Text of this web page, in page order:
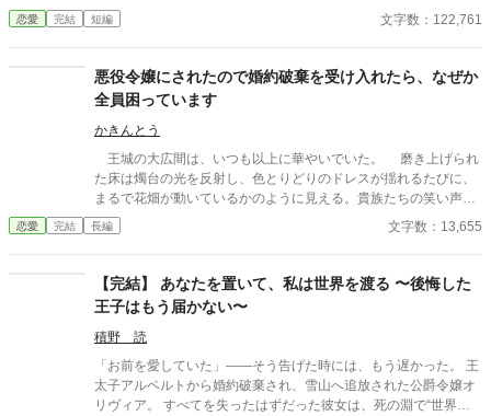
笑いも無駄だと悟った彼女は、断罪イベントの一ヶ月前に自ら姿
を消すことを決意する。 王城の宝物庫から慰謝料（国宝）を頂
ライフ！ ――のはずだったのだが。 「『顔も見たくない』だと？
つまり、直視できないほど私が好きだという照れ隠しか！」
「『探さないで』？ 地の果てまで追いかけて抱きしめてほしい
というフリだな！」 実は１周目からリーゼロッテを溺愛していた
（が、コミュ障すぎて伝わっていなかった）アレクセイ王子は、
彼女の拒絶を「愛の試練（かくれんぼ）」と超ポジティブに誤
解！ 国家権力と軍隊、そしてＳ級ダンジョンすら踏破するチート
能力を総動員して、全力で追いかけてきた！？ 物理で逃げる最強
令嬢VS愛が重すぎる勘違い王子。 聖女もドラゴンも帝国も巻き
恋愛 完結 短編 文字数：122,761
悪役令嬢にされたので婚約破棄を受け入れたら、なぜか
全員困っています
かきんとう
王城の大広間は、いつも以上に華やいでいた。 磨き上げられ
た床は燭台の光を反射し、色とりどりのドレスが揺れるたびに、
まるで花畑が動いているかのように見える。貴族たちの笑い声、
楽団の優雅な旋律、そして、ひそやかな噂話が、空気を満たして
いた。 その中心に、私は立っていた。 ――今日、この瞬間の
た私の名に、ざわめきがぴたりと止む。
恋愛 完結 長編 文字数：13,655
【完結】 あなたを置いて、私は世界を渡る 〜後悔した
王子はもう届かない〜
積野 読
「お前を愛していた」――そう告げた時には、もう遅かった。 王
太子アルベルトから婚約破棄され、雪山へ追放された公爵令嬢オ
リヴィア。 すべてを失ったはずだった彼女は、死の淵で“世界の